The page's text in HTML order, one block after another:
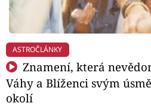
ASTROČLÁNKY
Znamení, která
Váhy a Blíženci svým
okolí